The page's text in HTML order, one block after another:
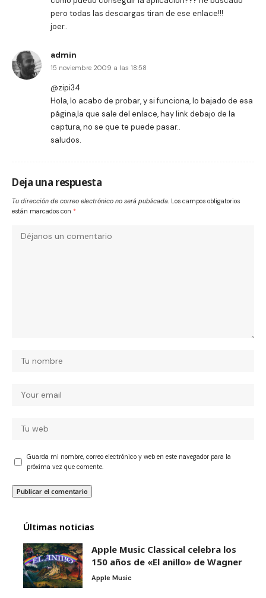
pero todas las descargas tiran de ese enlace!!!
joer..
admin
15 noviembre 2009 a las 18:58
@zipi34
Hola, lo acabo de probar, y si funciona, lo bajado de esa
página,la que sale del enlace, hay link debajo de la
captura, no se que te puede pasar..
saludos.
Deja una respuesta
Tu dirección de correo electrónico no será publicada. Los campos obligatorios
están marcados con *
Guarda mi nombre, correo electrónico y web en este navegador para la
próxima vez que comente.
Últimas noticias
Apple Music Classical celebra los
150 años de «El anillo» de Wagner
Apple Music